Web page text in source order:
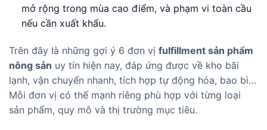
mở rộng trong mùa cao điểm, và phạm vi toàn cầu
nếu cần xuất khẩu.
Trên đây là những gợi ý 6 đơn vị fulfillment sản phẩm
nông sản uy tín hiện nay, đáp ứng được về kho bãi
lạnh, vận chuyển nhanh, tích hợp tự động hóa, bao bì…
Mỗi đơn vị có thế mạnh riêng phù hợp với từng loại
sản phẩm, quy mô và thị trường mục tiêu.